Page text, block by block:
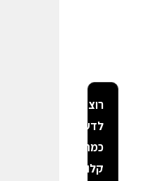
רוצה
לדעת
כמה
קלוריות